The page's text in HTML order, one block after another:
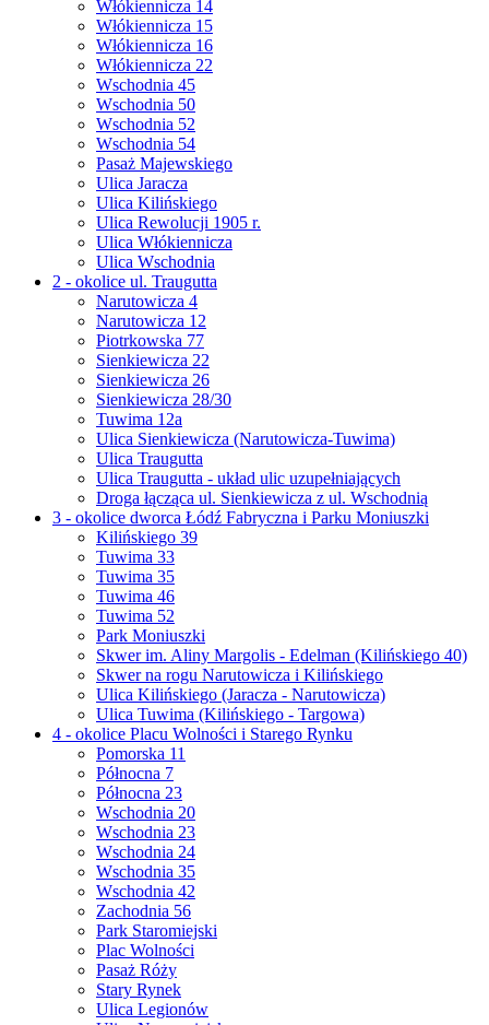
Włókiennicza 14
Włókiennicza 15
Włókiennicza 16
Włókiennicza 22
Wschodnia 45
Wschodnia 50
Wschodnia 52
Wschodnia 54
Pasaż Majewskiego
Ulica Jaracza
Ulica Kilińskiego
Ulica Rewolucji 1905 r.
Ulica Włókiennicza
Ulica Wschodnia
2 - okolice ul. Traugutta
Narutowicza 4
Narutowicza 12
Piotrkowska 77
Sienkiewicza 22
Sienkiewicza 26
Sienkiewicza 28/30
Tuwima 12a
Ulica Sienkiewicza (Narutowicza-Tuwima)
Ulica Traugutta
Ulica Traugutta - układ ulic uzupełniających
Droga łącząca ul. Sienkiewicza z ul. Wschodnią
3 - okolice dworca Łódź Fabryczna i Parku Moniuszki
Kilińskiego 39
Tuwima 33
Tuwima 35
Tuwima 46
Tuwima 52
Park Moniuszki
Skwer im. Aliny Margolis - Edelman (Kilińskiego 40)
Skwer na rogu Narutowicza i Kilińskiego
Ulica Kilińskiego (Jaracza - Narutowicza)
Ulica Tuwima (Kilińskiego - Targowa)
4 - okolice Placu Wolności i Starego Rynku
Pomorska 11
Północna 7
Północna 23
Wschodnia 20
Wschodnia 23
Wschodnia 24
Wschodnia 35
Wschodnia 42
Zachodnia 56
Park Staromiejski
Plac Wolności
Pasaż Róży
Stary Rynek
Ulica Legionów